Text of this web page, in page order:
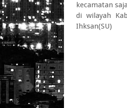
kecamatan
di wilayah
Ihksan(SU)